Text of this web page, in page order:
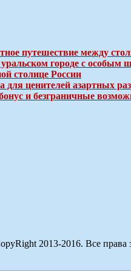
путешествие между
городе с особым
столице России
ценителей азартных
и безграничные
2013-2016. Все